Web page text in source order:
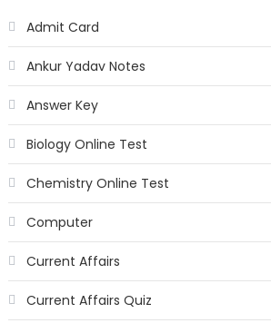
Admit Card
Ankur Yadav Notes
Answer Key
Biology Online Test
Chemistry Online Test
Computer
Current Affairs
Current Affairs Quiz